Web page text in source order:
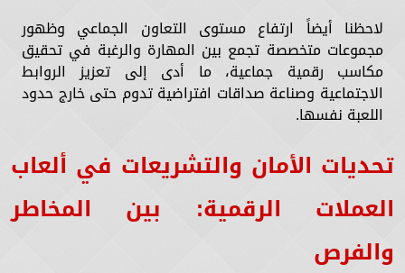
لاحظنا أيضاً ارتفاع مستوى التعاون الجماعي وظهور
مجموعات متخصصة تجمع بين المهارة والرغبة في تحقيق
مكاسب رقمية جماعية، ما أدى إلى تعزيز الروابط
الاجتماعية وصناعة صداقات افتراضية تدوم حتى خارج حدود
اللعبة نفسها.
تحديات الأمان والتشريعات في ألعاب
العملات الرقمية: بين المخاطر
والفرص